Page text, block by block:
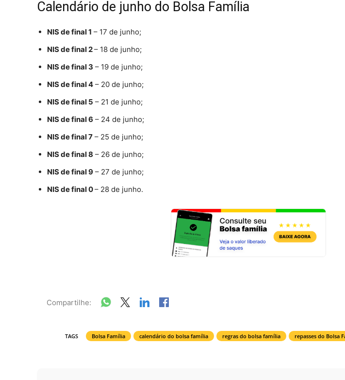
Calendário de junho do Bolsa Família
NIS de final 1 – 17 de junho;
NIS de final 2– 18 de junho;
NIS de final 3 – 19 de junho;
NIS de final 4 – 20 de junho;
NIS de final 5 – 21 de junho;
NIS de final 6 – 24 de junho;
NIS de final 7 – 25 de junho;
NIS de final 8 – 26 de junho;
NIS de final 9 – 27 de junho;
NIS de final 0– 28 de junho.
Compartilhe:
TAGS Bolsa Família calendário do bolsa família regras do bolsa família repasses do Bolsa